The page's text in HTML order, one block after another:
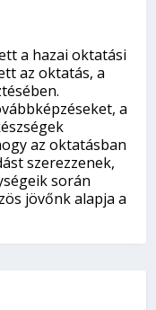
a hazai oktatási
az oktatás, a
a
az oktatásban
szerezzenek,
során
jövőnk alapja a